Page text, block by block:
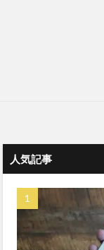
人気記事